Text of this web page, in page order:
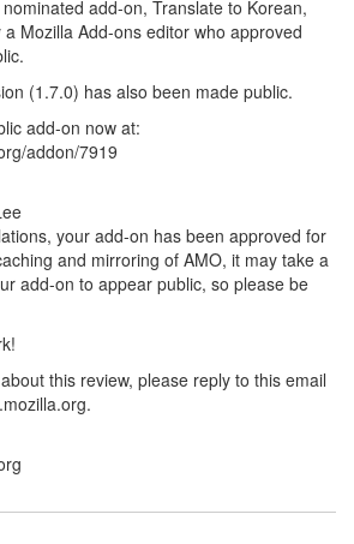
add-on, Translate to Korean,
Mozilla Add-ons editor who approved
(1.7.0) has also been made public.
add-on now at:
addon/7919
your add-on has been approved for
and mirroring of AMO, it may take a
add-on to appear public, so please be
this review, please reply to this email